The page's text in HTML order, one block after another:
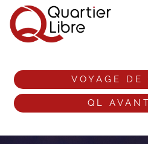
NOS DESTINATIONS
ANGLETERRE
VOS ENVIES DE VOYAGE
+33 (0)9 72 38 52 44
VOYAGE DE
QL